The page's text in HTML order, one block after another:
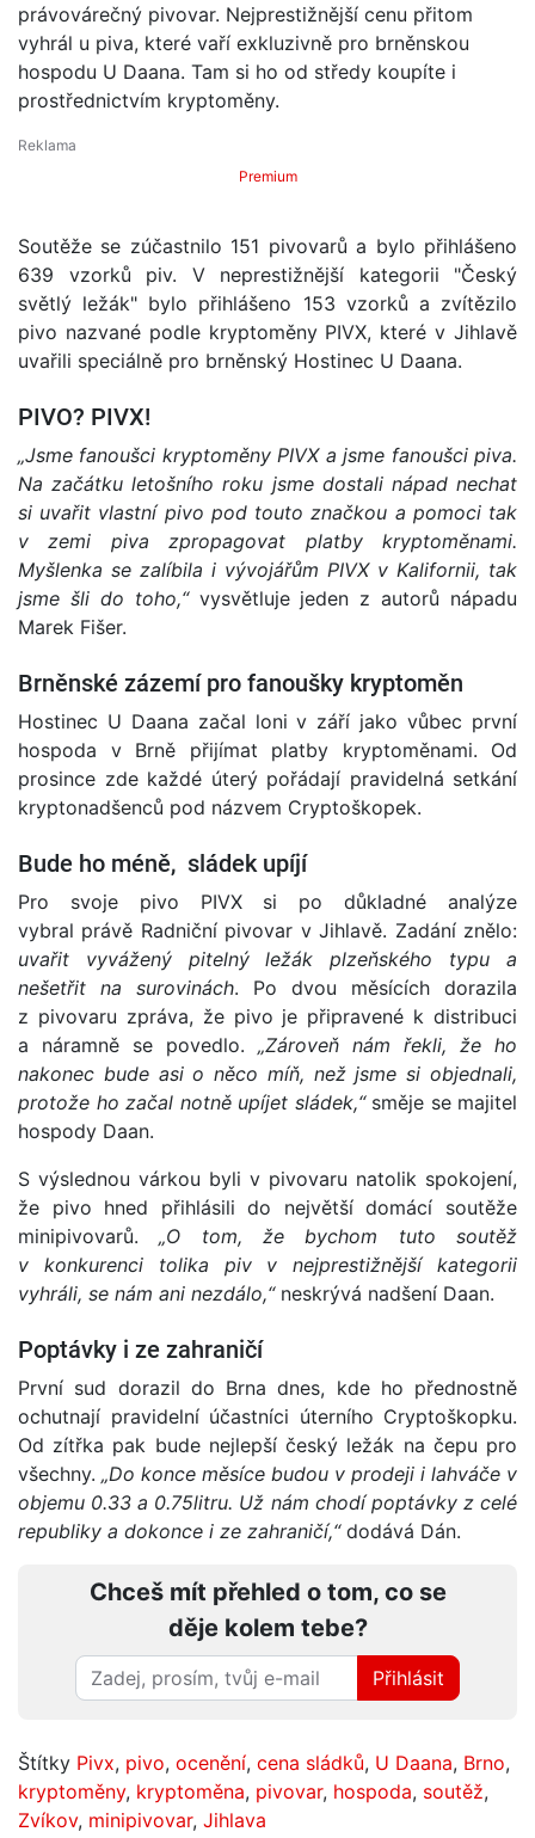
právovárečný pivovar. Nejprestižnější cenu přitom
vyhrál u piva, které vaří exkluzivně pro brněnskou
hospodu U Daana. Tam si ho od středy koupíte i
prostřednictvím kryptoměny.
Premium
Soutěže se zúčastnilo 151 pivovarů a bylo přihlášeno
639 vzorků piv. V neprestižnější kategorii "Český
světlý ležák" bylo přihlášeno 153 vzorků a zvítězilo
pivo nazvané podle kryptoměny PIVX, které v Jihlavě
uvařili speciálně pro brněnský Hostinec U Daana.
PIVO? PIVX!
„Jsme fanoušci kryptoměny PIVX a jsme fanoušci piva.
Na začátku letošního roku jsme dostali nápad nechat
si uvařit vlastní pivo pod touto značkou a pomoci tak
v zemi piva zpropagovat platby kryptoměnami.
Myšlenka se zalíbila i vývojářům PIVX v Kalifornii, tak
jsme šli do toho,“vysvětluje jeden z autorů nápadu
Marek Fišer.
Brněnské zázemí pro fanoušky kryptoměn
Hostinec U Daana začal loni v září jako vůbec první
hospoda v Brně přijímat platby kryptoměnami. Od
prosince zde každé úterý pořádají pravidelná setkání
kryptonadšenců pod názvem Cryptoškopek.
Bude ho méně, sládek upíjí
Pro svoje pivo PIVX si po důkladné analýze
vybral právě Radniční pivovar v Jihlavě. Zadání znělo:
uvařit vyvážený pitelný ležák plzeňského typu a
nešetřit na surovinách. Po dvou měsících dorazila
z pivovaru zpráva, že pivo je připravené k distribuci
a náramně se povedlo. „Zároveň nám řekli, že ho
nakonec bude asi o něco míň, než jsme si objednali,
protože ho začal notně upíjet sládek,“ směje se majitel
hospody Daan.
S výslednou várkou byli v pivovaru natolik spokojení,
že pivo hned přihlásili do největší domácí soutěže
minipivovarů.„O tom, že bychom tuto soutěž
v konkurenci tolika piv v nejprestižnější kategorii
vyhráli, se nám ani nezdálo,“neskrývá nadšení Daan.
Poptávky i ze zahraničí
První sud dorazil do Brna dnes, kde ho přednostně
ochutnají pravidelní účastníci úterního Cryptoškopku.
Od zítřka pak bude nejlepší český ležák na čepu pro
všechny. „Do konce měsíce budou v prodeji i lahváče v
objemu 0.33 a 0.75litru. Už nám chodí poptávky z celé
republiky a dokonce i ze zahraničí,“ dodává Dán.
Chceš mít přehled o tom, co se
děje kolem tebe?
Přihlásit
Štítky Pivx, pivo, ocenění, cena sládků, U Daana, Brno,
kryptoměny, kryptoměna, pivovar, hospoda, soutěž,
Zvíkov, minipivovar, Jihlava